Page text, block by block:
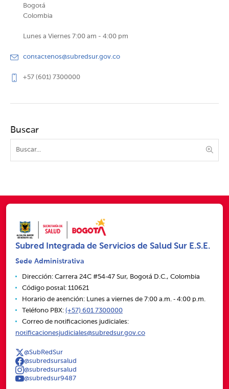
Bogotá
Colombia
Lunes a Viernes 7:00 am - 4:00 pm
contactenos@subredsur.gov.co
+57 (601) 7300000
Buscar
Subred Integrada de Servicios de Salud Sur E.S.E.
Sede Administrativa
Dirección: Carrera 24C #54‑47 Sur, Bogotá D.C., Colombia
Código postal: 110621
Horario de atención: Lunes a viernes de 7:00 a.m. ‑ 4:00 p.m.
Teléfono PBX: (+57) 601 7300000
Correo de notificaciones judiciales:
notificacionesjudiciales@subredsur.gov.co
@SubRedSur
@subredsursalud
@subredsursalud
@subredsur9487